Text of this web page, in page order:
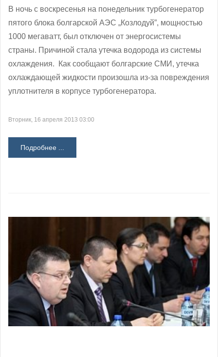
В ночь с воскресенья на понедельник турбогенератор
пятого блока болгарской АЭС „Козлодуй”, мощностью
1000 мегаватт, был отключен от энергосистемы
страны. Причиной стала утечка водорода из системы
охлаждения. Как сообщают болгарские СМИ, утечка
охлаждающей жидкости произошла из-за повреждения
уплотнителя в корпусе турбогенератора.
Вторник, 16 апреля 2013 03:00
Подробнее ...